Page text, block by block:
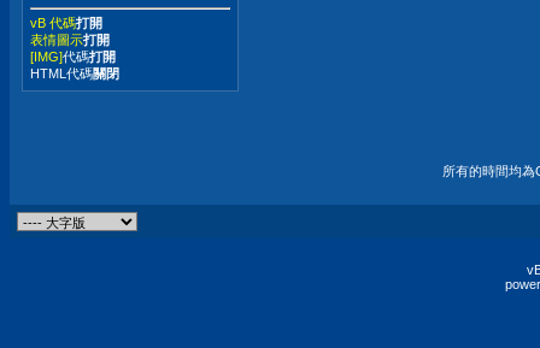
vB 代碼打開
表情圖示打開
[IMG]代碼打開
HTML代碼關閉
所有的時間均為